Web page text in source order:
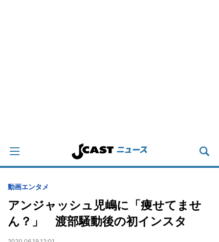
動画エンタメ
アンジャッシュ児嶋に「痩せてませ
ん？」 渡部騒動後の初インスタ